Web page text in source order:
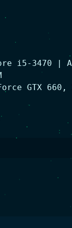
i5-3470 |
GTX 660,